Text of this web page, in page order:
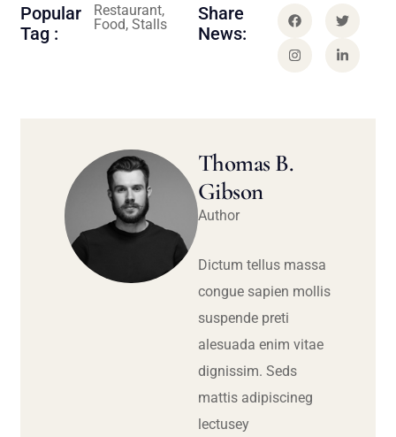
Popular
Tag :
Restaurant,
Food, Stalls
Share
News:
Thomas B.
Gibson
Author
Dictum tellus massa
congue sapien mollis
suspende preti
alesuada enim vitae
dignissim. Seds
mattis adipiscineg
lectusey